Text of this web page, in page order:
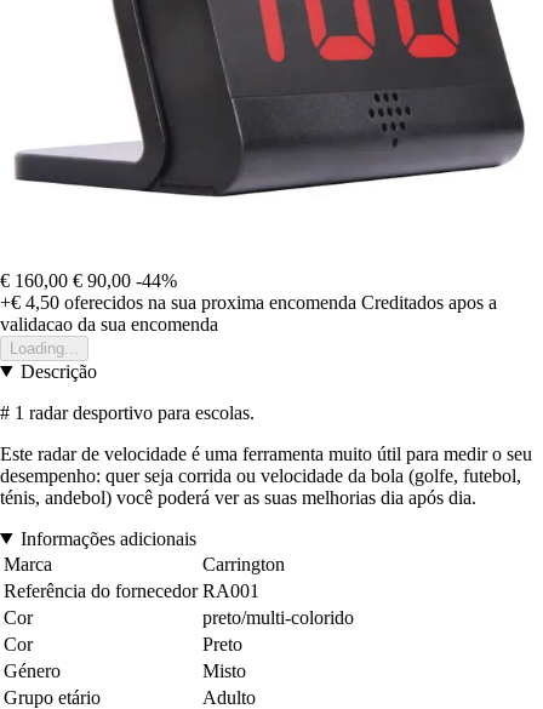
€ 160,00 € 90,00 -44%
+€ 4,50 oferecidos na sua proxima encomenda Creditados apos a
validacao da sua encomenda
Loading...
Descrição
# 1 radar desportivo para escolas.
Este radar de velocidade é uma ferramenta muito útil para medir o seu
desempenho: quer seja corrida ou velocidade da bola (golfe, futebol,
ténis, andebol) você poderá ver as suas melhorias dia após dia.
Informações adicionais
Marca
Carrington
Referência do fornecedor RA001
Cor
preto/multi-colorido
Cor
Preto
Género
Misto
Grupo etário
Adulto